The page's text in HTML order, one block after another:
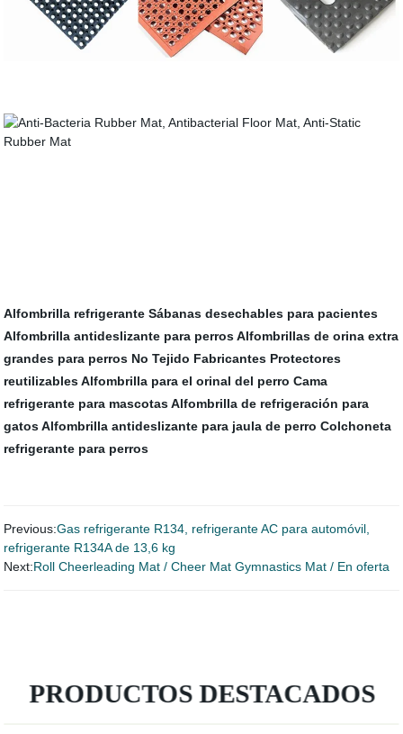
Alfombrilla refrigerante Sábanas desechables para pacientes
Alfombrilla antideslizante para perros Alfombrillas de orina extra
grandes para perros No Tejido Fabricantes Protectores
reutilizables Alfombrilla para el orinal del perro Cama
refrigerante para mascotas Alfombrilla de refrigeración para
gatos Alfombrilla antideslizante para jaula de perro Colchoneta
refrigerante para perros
Previous:Gas refrigerante R134, refrigerante AC para automóvil,
refrigerante R134A de 13,6 kg
Next:Roll Cheerleading Mat / Cheer Mat Gymnastics Mat / En oferta
PRODUCTOS DESTACADOS